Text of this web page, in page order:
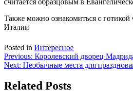
считается образцовым в
Также можно ознакомиться с
Италии
Posted in Интересное
Навигация
по
записям
Previous: Королевский дворец
Next: Необычные места для
Related Posts